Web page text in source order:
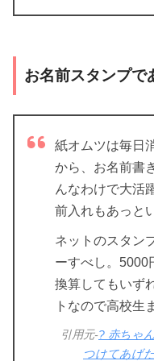
お名前スタンプで
紙オムツは毎日
から、お名前書
んなわけで大活
前入れもあっと
ネットのスタン
ーすべし。5000
換算してもいず
トなので高校生
引用元-? 赤ちゃ
つけてあげ